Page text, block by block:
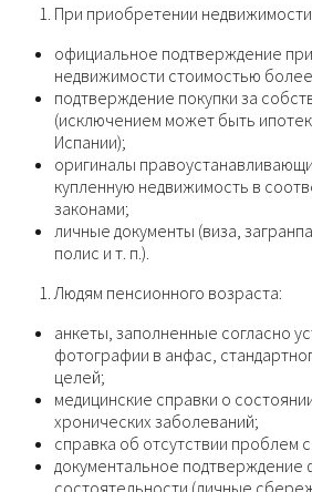
При приобретении
официальное подтверждение
недвижимости стоимостью
подтверждение покупки за
(исключением может быть
Испании);
оригиналы
купленную недвижимость в
законами;
личные документы (виза,
полис и т. п.).
Людям пенсионного возраста:
анкеты, заполненные согласно
фотографии в анфас,
целей;
медицинские справки о
хронических заболеваний;
справка об отсутствии проблем
документальное подтверждение
состоятельности (личные